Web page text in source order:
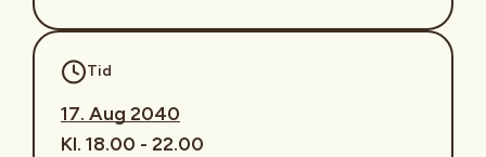
Tid
17. Aug 2040
Kl. 18.00 - 22.00